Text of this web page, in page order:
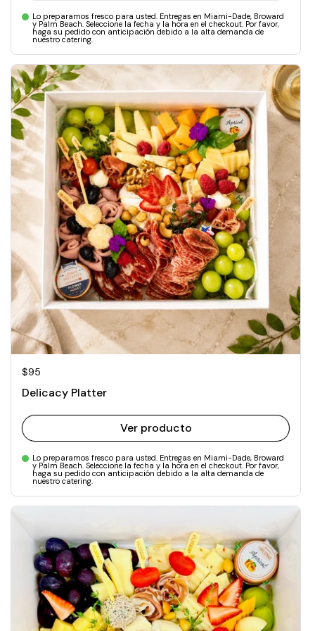
Lo preparamos fresco para usted. Entregas en Miami-Dade, Broward
y Palm Beach. Seleccione la fecha y la hora en el checkout. Por favor,
haga su pedido con anticipación debido a la alta demanda de
nuestro catering.
Precio normal
$95
Delicacy Platter
Ver producto
Lo preparamos fresco para usted. Entregas en Miami-Dade, Broward
y Palm Beach. Seleccione la fecha y la hora en el checkout. Por favor,
haga su pedido con anticipación debido a la alta demanda de
nuestro catering.